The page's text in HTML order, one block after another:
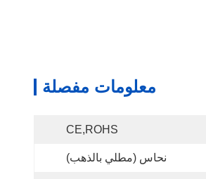
معلومات مفصلة
CE,ROHS
نحاس (مطلي بالذهب)